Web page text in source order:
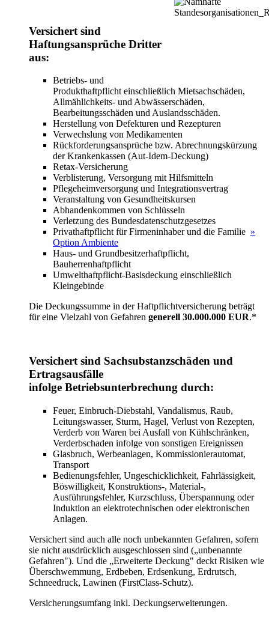
Versichert sind
Haftungsansprüche Dritter
aus:
Betriebs- und
Produkthaftpflicht einschließlich Mietsachschäden,
Allmählichkeits- und Abwässerschäden,
Bearbeitungsschäden und Auslandsschäden.
Herstellung von Defekturen und Rezepturen
Verwechslung von Medikamenten
Rückforderungsansprüche bzw. Abrechnungskürzung
der Krankenkassen (Aut-Idem-Deckung)
Retax-Versicherung
Verblisterung, Versorgung mit Hilfsmitteln
Pflegeheimversorgung und Integrationsvertrag
Veranstaltung von Gesundheitskursen
Abhandenkommen von Schlüsseln
Verletzung des Bundesdatenschutzgesetzes
Privathaftpflicht für Firmeninhaber und die Familie »
Option Ambiente
Haus- und Grundbesitzerhaftpflicht,
Bauherrenhaftpflicht
Umwelthaftpflicht-Basisdeckung einschließlich
Kleingebinde
Die Deckungssumme in der Haftpflichtversicherung beträgt
für eine Vielzahl von Gefahren generell 30.000.000 EUR.*
Versichert sind Sachsubstanzschäden und
Ertragsausfälle
infolge Betriebsunterbrechung durch:
Feuer, Einbruch-Diebstahl, Vandalismus, Raub,
Leitungswasser, Sturm, Hagel, Verlust von Rezepten,
Verderb von Waren bei Ausfall von Kühlschränken,
Verderbschaden infolge von sonstigen Ereignissen
Glasbruch, Werbeanlagen, Kommissionierautomat,
Transport
Bedienungsfehler, Ungeschicklichkeit, Fahrlässigkeit,
Böswilligkeit, Konstruktions-, Material-,
Ausführungsfehler, Kurzschluss, Überspannung oder
Induktion an elektrotechnischen oder elektronischen
Anlagen.
Versichert sind auch alle noch unbekannten Gefahren, sofern
sie nicht ausdrücklich ausgeschlossen sind („unbenannte
Gefahren"). Und die „Erweiterte Deckung" deckt Risiken wie
Überschwemmung, Erdbeben, Erdsenkung, Erdrutsch,
Schneedruck, Lawinen (FirstClass-Schutz).
Versicherungsumfang inkl. Deckungserweiterungen.